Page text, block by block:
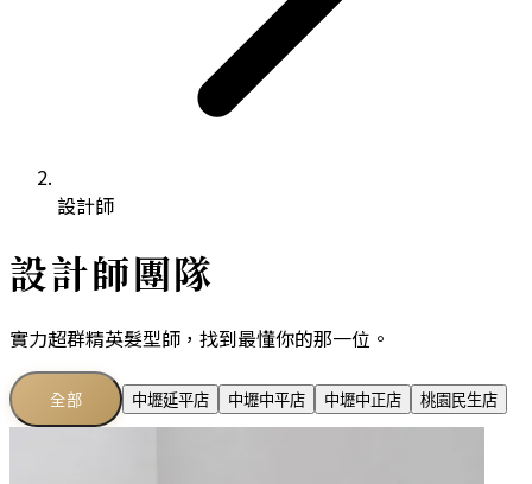
設計師
設計師團隊
實力超群精英髮型師，找到最懂你的那一位。
全部 中壢延平店 中壢中平店 中壢中正店 桃園民生店